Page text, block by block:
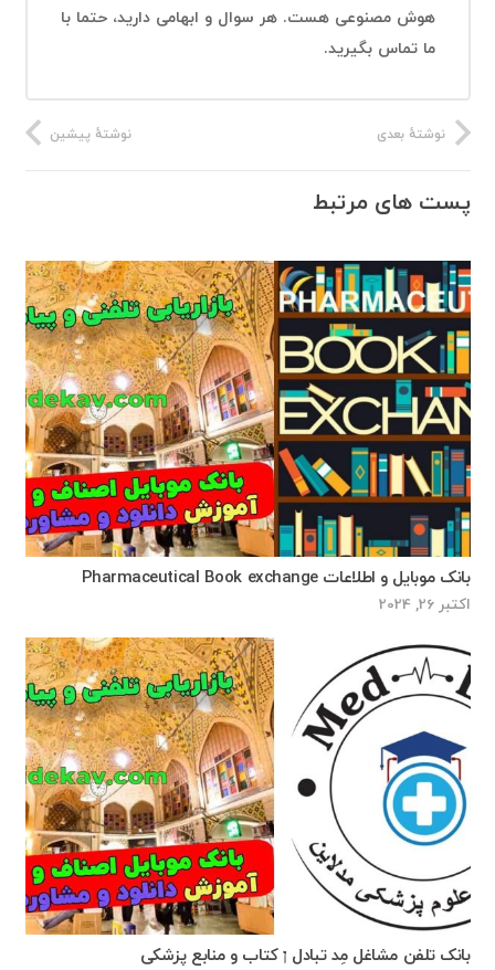
هوش مصنوعی هست. هر سوال و ابهامی دارید، حتما با
ما تماس بگیرید.
نوشتهٔ پیشین نوشتهٔ بعدی
پست های مرتبط
بانک موبایل و اطلاعات Pharmaceutical Book exchange
اکتبر 26, 2024
بانک تلفن مشاغل مِد تبادل ן کتاب و منابع پزشکی